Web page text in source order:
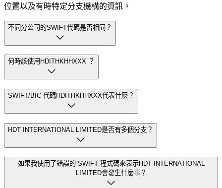
位置以及有時特定分支機構的資訊。
不同分公司的SWIFT代碼是否相同？
何時該使用HDITHKHHXXX ？
SWIFT/BIC 代碼HDITHKHHXXX代表什麼？
HDT INTERNATIONAL LIMITED是否有多個分支？
如果我使用了錯誤的 SWIFT 程式碼來表示HDT INTERNATIONAL
LIMITED會發生什麼事？